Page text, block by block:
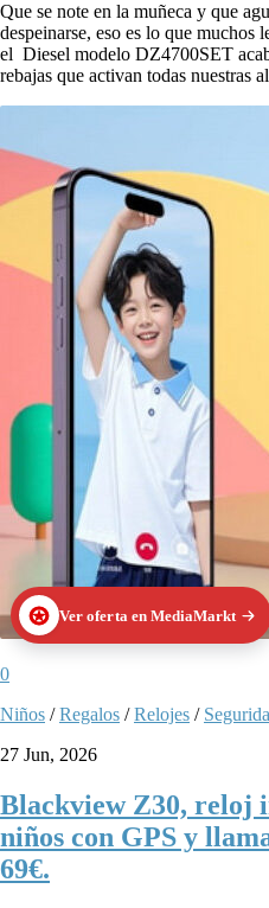
Que se note en la muñeca y que
despeinarse, eso es lo que muchos
el Diesel modelo DZ4700SET
rebajas que activan todas nuestras
Ver oferta en MediaMarkt
0
Niños /Regalos /Relojes /
27 Jun, 2026
Blackview Z30, reloj
niños con GPS y
69€.